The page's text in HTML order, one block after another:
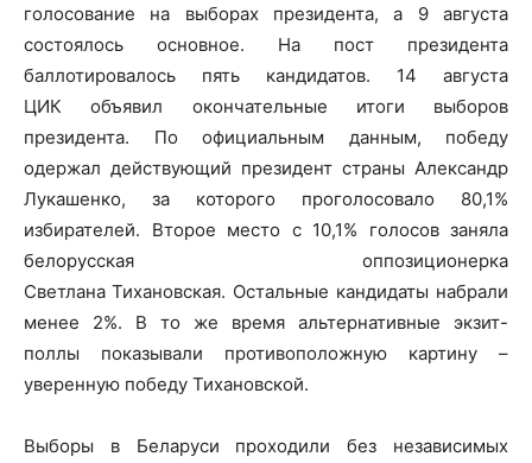
голосование на выборах президента, а 9 августа
состоялось основное. На пост президента
баллотировалось пять кандидатов. 14 августа
ЦИК объявил окончательные итоги выборов
президента. По официальным данным, победу
одержал действующий президент страны Александр
Лукашенко, за которого проголосовало 80,1%
избирателей. Второе место с 10,1% голосов заняла
белорусская оппозиционерка
Светлана Тихановская. Остальные кандидаты набрали
менее 2%. В то же время альтернативные экзит-
поллы показывали противоположную картину –
уверенную победу Тихановской.
Выборы в Беларуси проходили без независимых